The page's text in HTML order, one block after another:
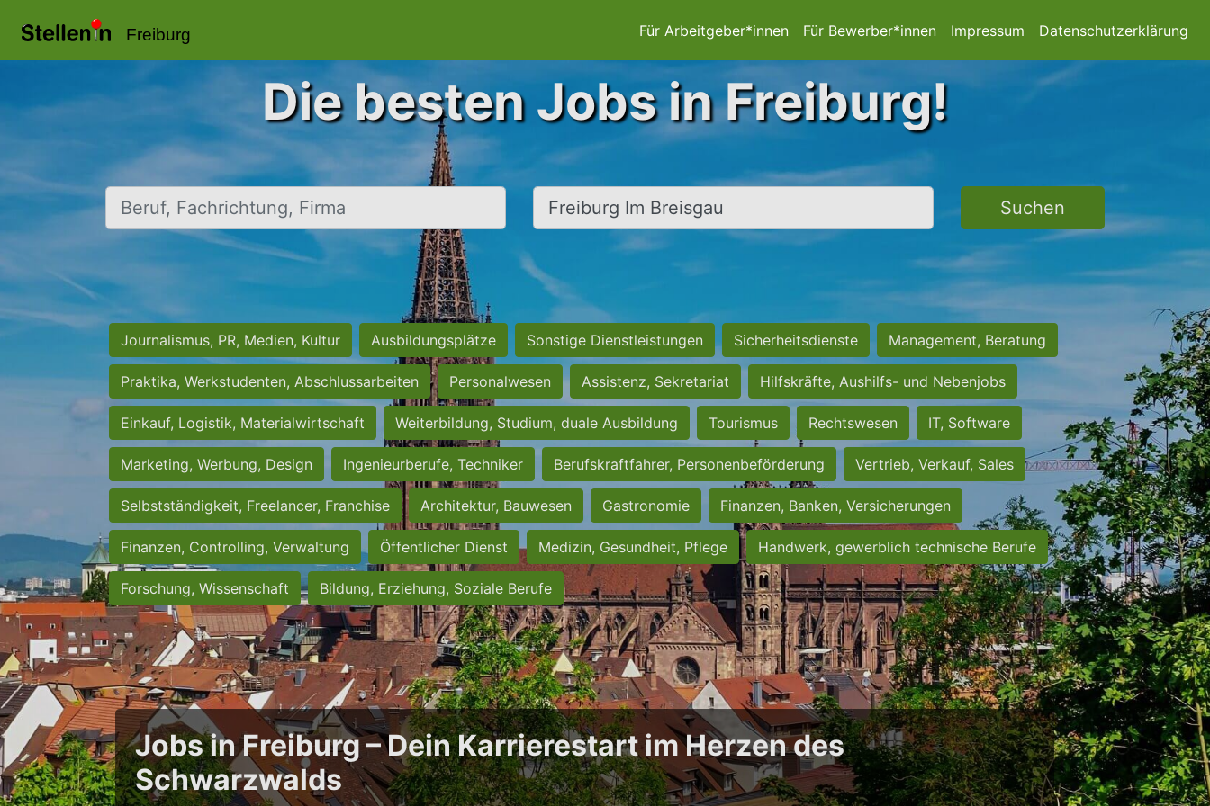
Freiburg Für Arbeitgeber*innen Für Bewerber*innen Impressum Datenschutzerklärung
Die besten Jobs in Freiburg!
Beruf, Fachrichtung, Firma Ort, Stadt Suchen
Journalismus, PR, Medien, Kultur Ausbildungsplätze Sonstige Dienstleistungen Sicherheitsdienste Management, Beratung
Praktika, Werkstudenten, Abschlussarbeiten Personalwesen Assistenz, Sekretariat Hilfskräfte, Aushilfs- und Nebenjobs
Einkauf, Logistik, Materialwirtschaft Weiterbildung, Studium, duale Ausbildung Tourismus Rechtswesen IT, Software
Marketing, Werbung, Design Ingenieurberufe, Techniker Berufskraftfahrer, Personenbeförderung Vertrieb, Verkauf, Sales
Selbstständigkeit, Freelancer, Franchise Architektur, Bauwesen Gastronomie Finanzen, Banken, Versicherungen
Finanzen, Controlling, Verwaltung Öffentlicher Dienst Medizin, Gesundheit, Pflege Handwerk, gewerblich technische Berufe
Forschung, Wissenschaft Bildung, Erziehung, Soziale Berufe
Jobs in Freiburg – Dein Karrierestart im Herzen des
Schwarzwalds